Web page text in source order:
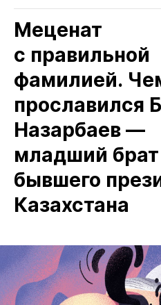
Меценат
с правильной
фамилией.
прославился
Назарбаев —
младший брат
бывшего
Казахстана